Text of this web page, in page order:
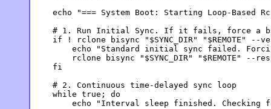
echo "=== System Boot: Starting Loop-Based
# 1. Run Initial Sync. If it fails, force a
if ! rclone bisync "$SYNC_DIR" "$REMOTE" --
echo "Standard initial sync failed.
rclone bisync "$SYNC_DIR" "$REMOTE" --
    fi
    # 2. Continuous time-delayed sync loop
    while true; do
echo "Interval sleep finished. Checking